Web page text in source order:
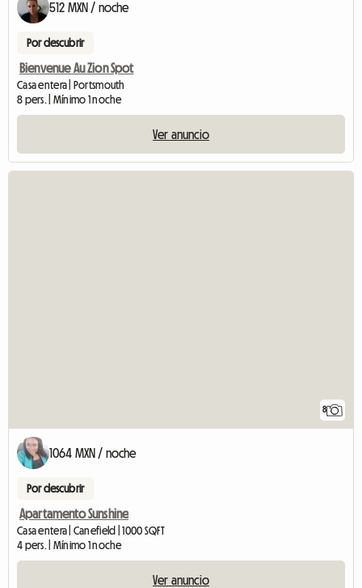
512 MXN / noche
Por descubrir
Bienvenue Au Zion Spot
Casa entera | Portsmouth
8 pers. | Mínimo 1 noche
Ver anuncio
8
1064 MXN / noche
Por descubrir
Apartamento Sunshine
Casa entera | Canefield | 1000 SQFT
4 pers. | Mínimo 1 noche
Ver anuncio